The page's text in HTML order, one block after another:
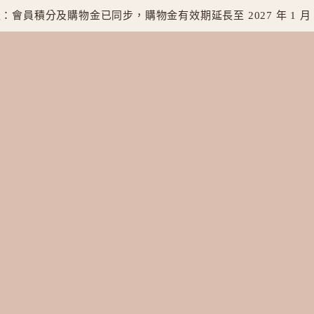
：會員積分及購物金已同步，購物金有效期延長至 2027 年